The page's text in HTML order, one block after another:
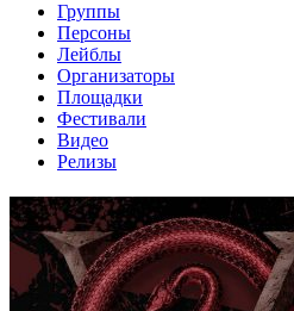
Группы
Персоны
Лейблы
Организаторы
Площадки
Фестивали
Видео
Релизы